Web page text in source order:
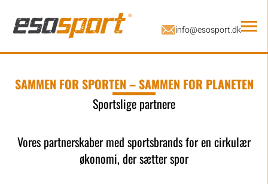
SAMMEN FOR SPORTEN – SAMMEN FOR PLANETEN
Sportslige partnere
Vores partnerskaber med sportsbrands for en cirkulær
økonomi, der sætter spor